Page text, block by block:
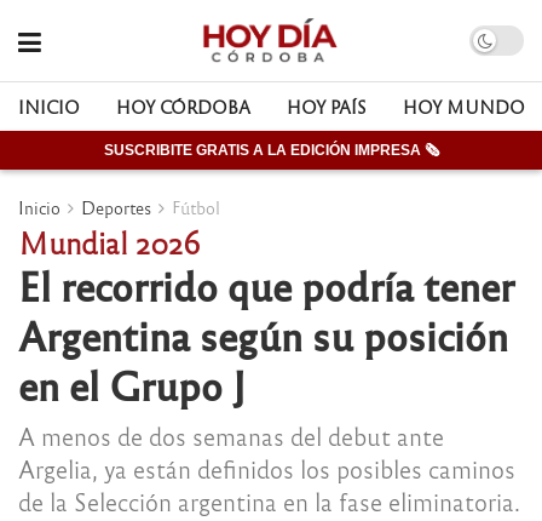
INICIO HOY CÓRDOBA HOY PAÍS HOY MUNDO
SUSCRIBITE GRATIS A LA EDICIÓN IMPRESA 🗞
Inicio Deportes Fútbol
Mundial 2026
El recorrido que podría tener
Argentina según su posición
en el Grupo J
A menos de dos semanas del debut ante
Argelia, ya están definidos los posibles caminos
de la Selección argentina en la fase eliminatoria.